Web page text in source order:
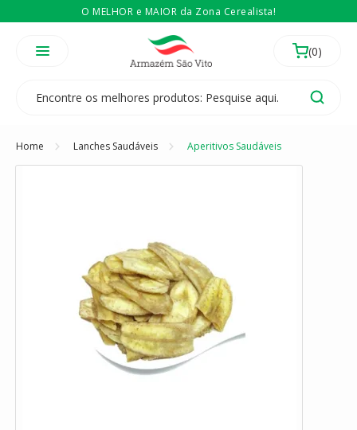
O MELHOR e MAIOR da Zona Cerealista!
Temos 3 lojas físicas na Zona Cerealista de São Paulo!
É revendedor? EntãoCompre no atacado
Home Lanches Saudáveis Aperitivos Saudáveis